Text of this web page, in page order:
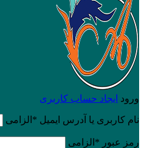
ورود ایجاد حساب کاربری
نام کاربری یا آدرس ایمیل * الزامی
رمز عبور * الزامی